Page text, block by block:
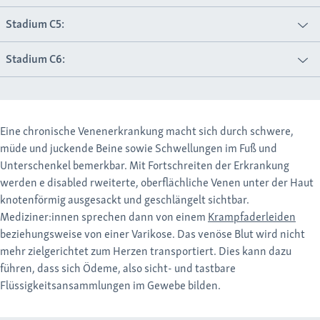
Unterhautfettgewebe) oder Atrophie blanche (= kleine weiße
Corona phlebectatica paraplantaris (= besenreiserartige
Erweiterung der Venen an Fußrand oder Knöchel, vor allem an
der Innenseite des Fußes)
Stadium C5:
Varikose (= Krampfaderleiden) mit abgeheiltem Ulcus cruris
venosum (= „offenes Bein“, venös bedingtes
Stadium C6:
C6r – Rezidiv eines Ulcus cruris venosum (= wiederkehrendes
„offenes Bein“)
Eine chronische Venenerkrankung macht sich durch schwere,
müde und juckende Beine sowie Schwellungen im Fuß und
Unterschenkel bemerkbar. Mit Fortschreiten der Erkrankung
werden e disabled rweiterte, oberflächliche Venen unter der Haut
knotenförmig ausgesackt und geschlängelt sichtbar.
Mediziner:innen sprechen dann von einem Krampfaderleiden
beziehungsweise von einer Varikose. Das venöse Blut wird nicht
mehr zielgerichtet zum Herzen transportiert. Dies kann dazu
führen, dass sich Ödeme, also sicht- und tastbare
Flüssigkeitsansammlungen im Gewebe bilden.